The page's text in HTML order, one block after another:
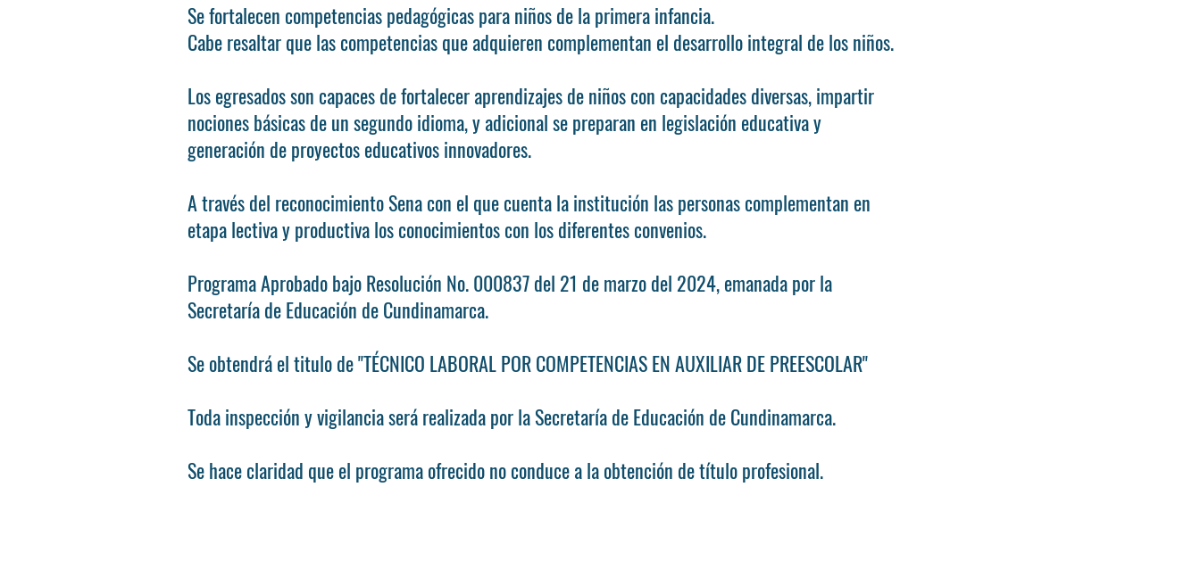
Se fortalecen competencias pedagógicas para niños de la primera infancia.
Cabe resaltar que las competencias que adquieren complementan el desarrollo integral de los niños.
Los egresados son capaces de fortalecer aprendizajes de niños con capacidades diversas, impartir
nociones básicas de un segundo idioma, y adicional se preparan en legislación educativa y
generación de proyectos educativos innovadores.
A través del reconocimiento Sena con el que cuenta la institución las personas complementan en
etapa lectiva y productiva los conocimientos con los diferentes convenios.
Programa Aprobado bajo Resolución No. 000837 del 21 de marzo del 2024, emanada por la
Secretaría de Educación de Cundinamarca.
Se obtendrá el titulo de "TÉCNICO LABORAL POR COMPETENCIAS EN AUXILIAR DE PREESCOLAR"
Toda inspección y vigilancia será realizada por la Secretaría de Educación de Cundinamarca.
Se hace claridad que el programa ofrecido no conduce a la obtención de título profesional.